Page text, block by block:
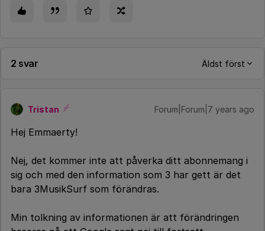
2 svar Äldst först
Tristan Forum|Forum|7 years ago
Hej Emmaerty!
Nej, det kommer inte att påverka ditt abonnemang i
sig och med den information som 3 har gett är det
bara 3MusikSurf som förändras.
Min tolkning av informationen är att förändringen